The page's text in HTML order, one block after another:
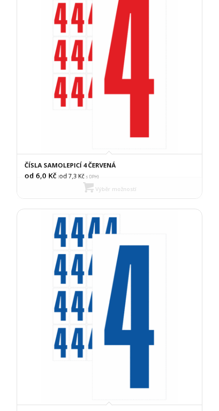
ČÍSLA SAMOLEPICÍ 4 ČERVENÁ
od 6,0 Kč (od 7,3 Kčs DPH)
Výběr možností